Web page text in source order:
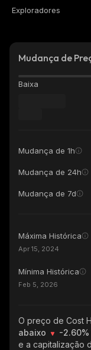
Exploradores
Mudança de
Baixa
Mudança de 1h
Mudança de 24h
Mudança de 7d
Máxima Histórica
Apr 15, 2024
Mínima Histórica
Feb 5, 2026
O preço de Cost
abaixo
-2.60%
e a capitalização